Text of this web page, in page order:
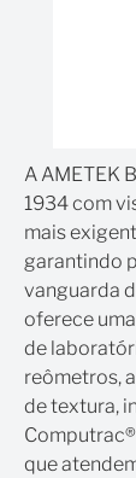
A AMETEK
1934 com
mais
garantindo
vanguarda
oferece
de
reômetros,
de textura,
que